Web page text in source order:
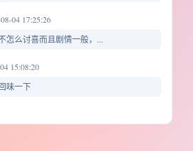
04 17:25:26
怎么讨喜而且剧情一般，...
15:08:20
味一下